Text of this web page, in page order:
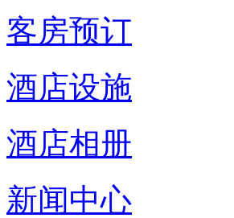
客房预订
酒店设施
酒店相册
新闻中心